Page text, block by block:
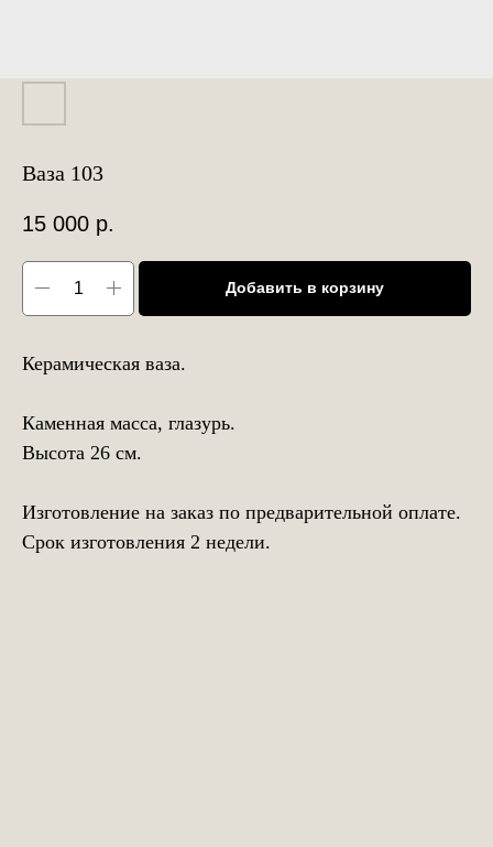
Ваза 103
15 000 р.
Добавить в корзину
Керамическая ваза.
Каменная масса, глазурь.
Высота 26 см.
Изготовление на заказ по предварительной оплате.
Срок изготовления 2 недели.